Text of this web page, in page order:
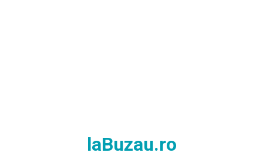
laBuzau.ro